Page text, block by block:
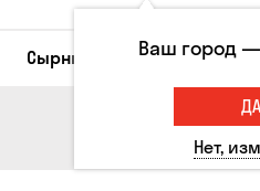
Сырные закуски Орешки
Ваш город —
ДА
Нет,